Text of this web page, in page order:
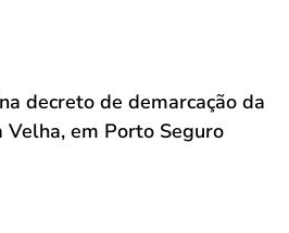
decreto de demarcação da
em Porto Seguro